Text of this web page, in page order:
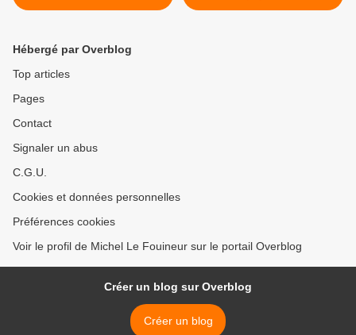
Hébergé par Overblog
Top articles
Pages
Contact
Signaler un abus
C.G.U.
Cookies et données personnelles
Préférences cookies
Voir le profil de Michel Le Fouineur sur le portail Overblog
Créer un blog sur Overblog
Créer un blog